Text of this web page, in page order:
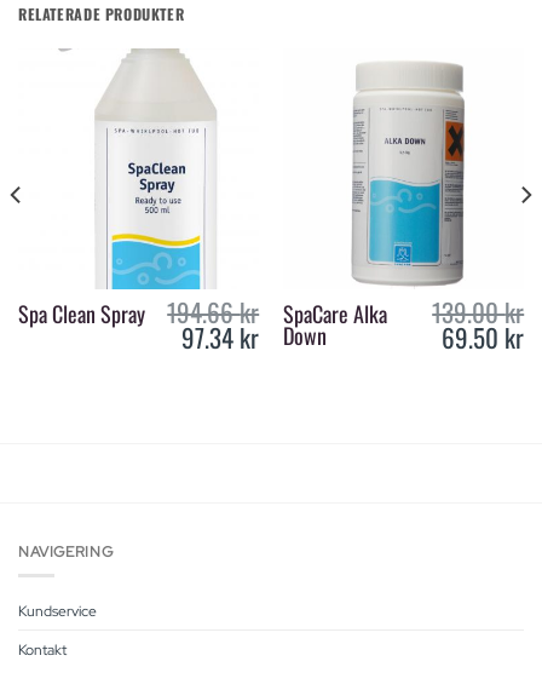
RELATERADE PRODUKTER
Spa Clean Spray 194.66kr
Original
price
was:
97.34kr Current
price
SpaCare Alka
Down
139.00kr
Original
price
was:
69.50 kr
NAVIGERING
Kundservice
Kontakt